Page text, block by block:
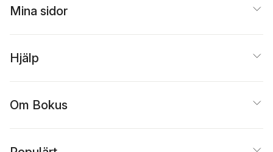
Mina sidor
Hjälp
Om Bokus